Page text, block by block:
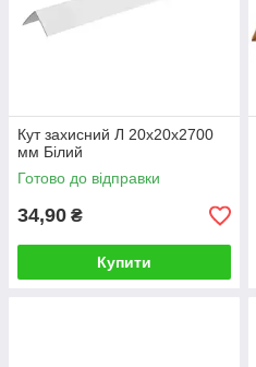
Кут захисний Л 20х20х2700
мм Білий
Готово до відправки
34,90 ₴
Купити